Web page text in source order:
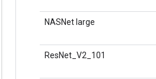
NASNet large
ResNet_V2_101